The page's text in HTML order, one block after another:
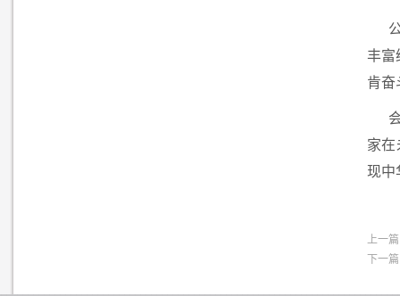
丰富
肯奋
家在
现中
上一
下一